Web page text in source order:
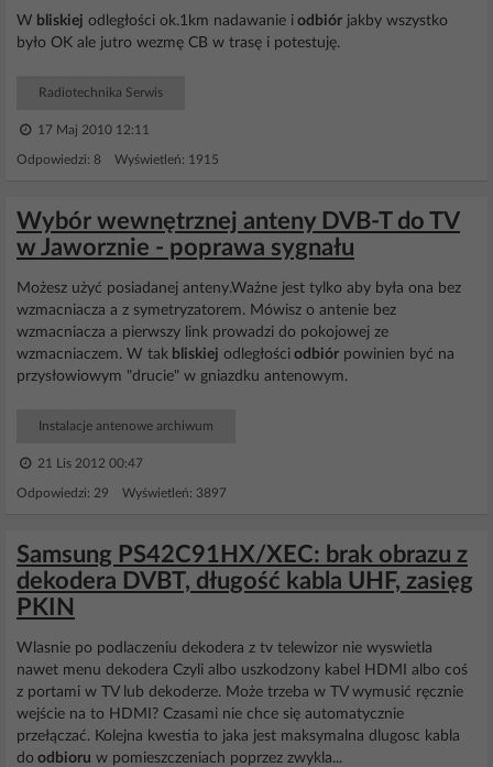
W bliskiej odległości ok.1km nadawanie i odbiór jakby wszystko
było OK ale jutro wezmę CB w trasę i potestuję.
Radiotechnika Serwis
17 Maj 2010 12:11
Odpowiedzi: 8 Wyświetleń: 1915
Wybór wewnętrznej anteny DVB-T do TV
w Jaworznie - poprawa sygnału
Możesz użyć posiadanej anteny.Ważne jest tylko aby była ona bez
wzmacniacza a z symetryzatorem. Mówisz o antenie bez
wzmacniacza a pierwszy link prowadzi do pokojowej ze
wzmacniaczem. W tak bliskiej odległości odbiór powinien być na
przysłowiowym "drucie" w gniazdku antenowym.
Instalacje antenowe archiwum
21 Lis 2012 00:47
Odpowiedzi: 29 Wyświetleń: 3897
Samsung PS42C91HX/XEC: brak obrazu z
dekodera DVBT, długość kabla UHF, zasięg
PKIN
Wlasnie po podlaczeniu dekodera z tv telewizor nie wyswietla
nawet menu dekodera Czyli albo uszkodzony kabel HDMI albo coś
z portami w TV lub dekoderze. Może trzeba w TV wymusić ręcznie
wejście na to HDMI? Czasami nie chce się automatycznie
przełączać. Kolejna kwestia to jaka jest maksymalna dlugosc kabla
do odbioru w pomieszczeniach poprzez zwykla...